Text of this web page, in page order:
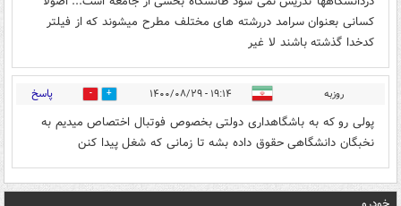
كسانى بعنوان سرامد دررشته هاى مختلف مطرح ميشوند كه از فيلتر
كدخدا گذشته باشند لا غير
روزبه ۱۹:۱۴ - ۱۴۰۰/۰۸/۲۹ 0 پاسخ
پولی رو که به باشگاهداری دولتی بخصوص فوتبال اختصاص میدیم به
نخبگان دانشگاهی حقوق داده بشه تا زمانی که شغل پیدا کنن